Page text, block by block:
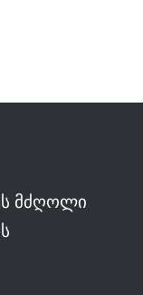
მძღოლი